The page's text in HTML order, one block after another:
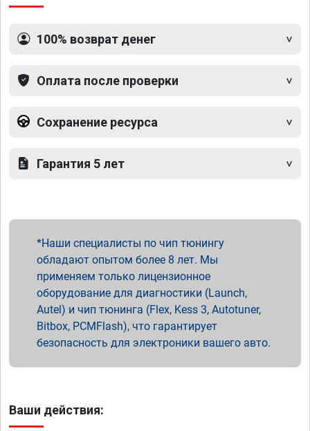
100% возврат денег
Оплата после проверки
Сохранение ресурса
Гарантия 5 лет
Наши специалисты по чип тюнингу
обладают опытом более 8 лет. Мы
применяем только лицензионное
оборудование для диагностики (Launch,
Autel) и чип тюнинга (Flex, Kess 3, Autotuner,
Bitbox, PCMFlash), что гарантирует
безопасность для электроники вашего авто.
Ваши действия: